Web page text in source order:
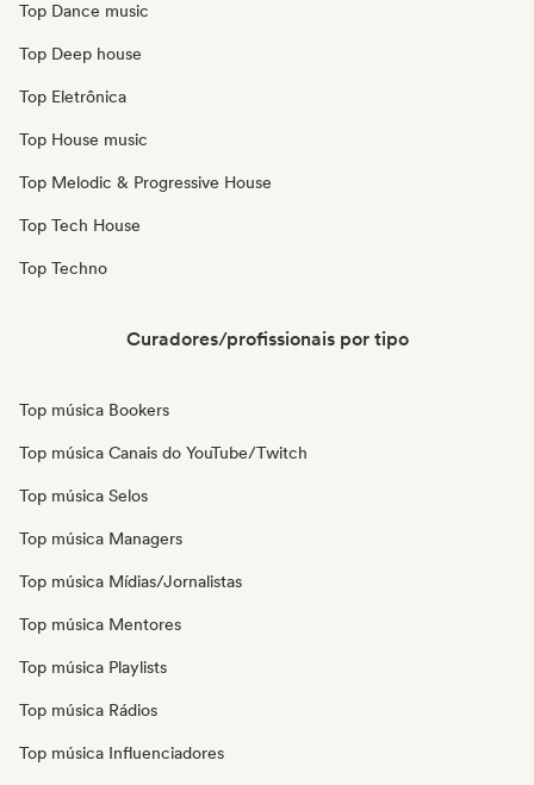
Top Dance music
Top Deep house
Top Eletrônica
Top House music
Top Melodic & Progressive House
Top Tech House
Top Techno
Curadores/profissionais por tipo
Top música Bookers
Top música Canais do YouTube/Twitch
Top música Selos
Top música Managers
Top música Mídias/Jornalistas
Top música Mentores
Top música Playlists
Top música Rádios
Top música Influenciadores